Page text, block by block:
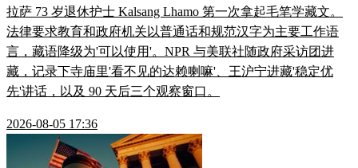
拉萨 73 岁退休护士 Kalsang Lhamo 第一次拿起毛笔学藏文。
法律要求教育和政府机关以普通话和规范汉字为主要工作语
言，藏语降级为'可以使用'。NPR 与美联社随政府采访团进
藏，记录下寺庙里'看不见的达赖喇嘛'、王沪宁进藏'稳定优
先'讲话，以及 90 天后三个观察窗口。
2026-08-05 17:36